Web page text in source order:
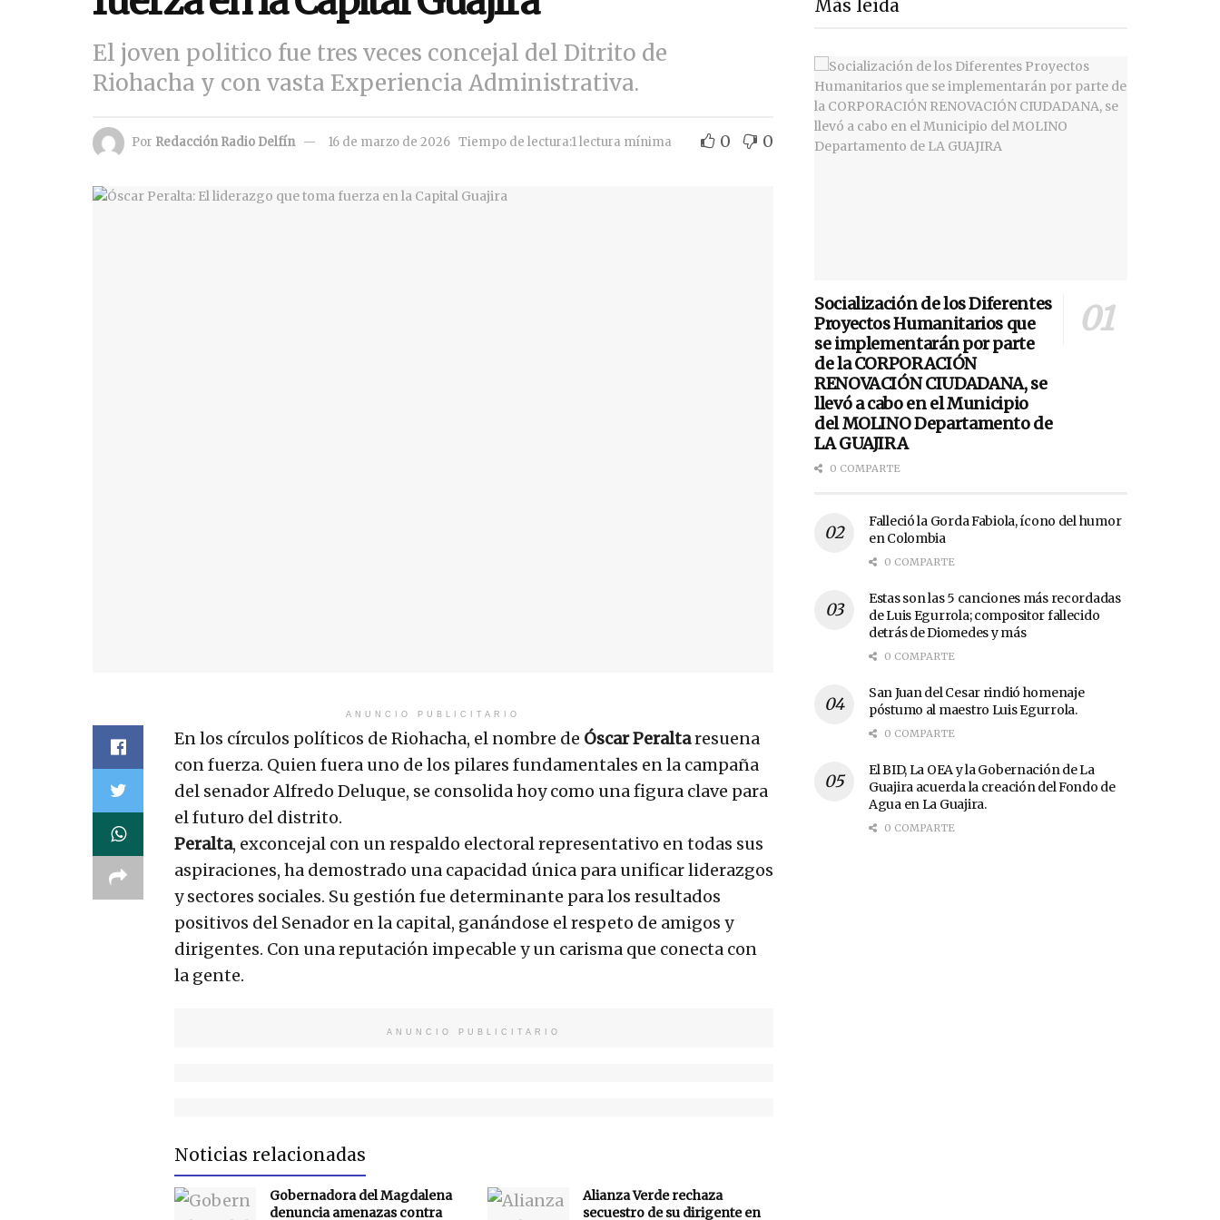
El joven politico fue tres veces concejal del Ditrito de
Riohacha y con vasta Experiencia Administrativa.
Por Redacción Radio Delfín 16 de marzo de 2026 Tiempo de lectura:1 lectura mínima 0 0
ANUNCIO PUBLICITARIO
En los círculos políticos de Riohacha, el nombre de Óscar Peraltaresuena
con fuerza. Quien fuera uno de los pilares fundamentales en la campaña
del senador Alfredo Deluque, se consolida hoy como una figura clave para
el futuro del distrito.
Peralta, exconcejal con un respaldo electoral representativo en todas sus
aspiraciones, ha demostrado una capacidad única para unificar liderazgos
y sectores sociales. Su gestión fue determinante para los resultados
positivos del Senador en la capital, ganándose el respeto de amigos y
dirigentes. Con una reputación impecable y un carisma que conecta con
la gente.
ANUNCIO PUBLICITARIO
Noticias relacionadas
Gobernadora del Magdalena
denuncia amenazas contra
Alianza Verde rechaza
secuestro de su dirigente en
Más leída
Socialización de los Diferentes
Proyectos Humanitarios que
se implementarán por parte
de la CORPORACIÓN
RENOVACIÓN CIUDADANA, se
llevó a cabo en el Municipio
del MOLINO Departamento de
LA GUAJIRA
0 COMPARTE
Falleció la Gorda Fabiola, ícono del humor
en Colombia
0 COMPARTE
Estas son las 5 canciones más recordadas
de Luis Egurrola; compositor fallecido
detrás de Diomedes y más
0 COMPARTE
San Juan del Cesar rindió homenaje
póstumo al maestro Luis Egurrola.
0 COMPARTE
El BID, La OEA y la Gobernación de La
Guajira acuerda la creación del Fondo de
Agua en La Guajira.
0 COMPARTE